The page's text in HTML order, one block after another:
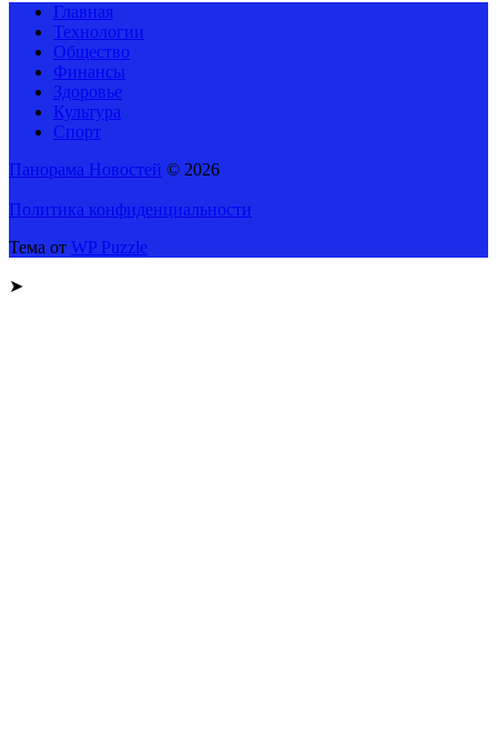
Главная
Технологии
Общество
Финансы
Здоровье
Культура
Спорт
Панорама Новостей © 2026
Политика конфиденциальности
Тема от WP Puzzle
➤